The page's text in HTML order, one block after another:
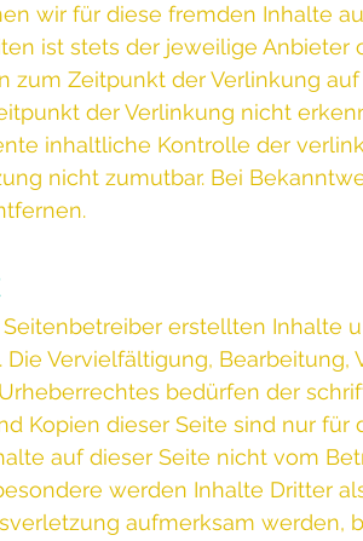
wir für diese fremden Inhalte
ist stets der jeweilige
zum Zeitpunkt der Verlinkung
der Verlinkung nicht
inhaltliche Kontrolle der
nicht zumutbar. Bei
erstellten Inhalte
Die Vervielfältigung,
bedürfen der
Kopien dieser Seite sind nur
auf dieser Seite nicht vom
werden Inhalte Dritter
aufmerksam werden,